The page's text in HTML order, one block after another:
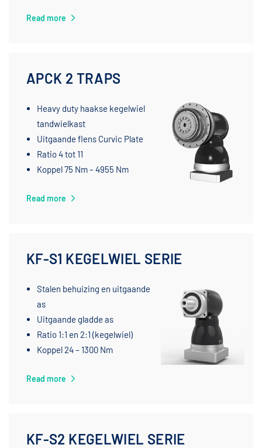
Read more
APCK 2 TRAPS
Heavy duty haakse kegelwiel
tandwielkast
Uitgaande flens Curvic Plate
Ratio 4 tot 11
Koppel 75 Nm – 4955 Nm
Read more
KF-S1 KEGELWIEL SERIE
Stalen behuizing en uitgaande
as
Uitgaande gladde as
Ratio 1:1 en 2:1 (kegelwiel)
Koppel 24 – 1300 Nm
Read more
KF-S2 KEGELWIEL SERIE